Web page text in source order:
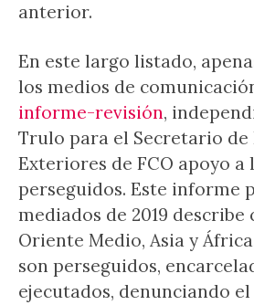
anterior.
En este largo listado,
los medios de
informe-revisión,
Trulo para el Secretario de
Exteriores de FCO apoyo a
perseguidos. Este informe
mediados de 2019 describe
Oriente Medio, Asia y
son perseguidos,
ejecutados, denunciando